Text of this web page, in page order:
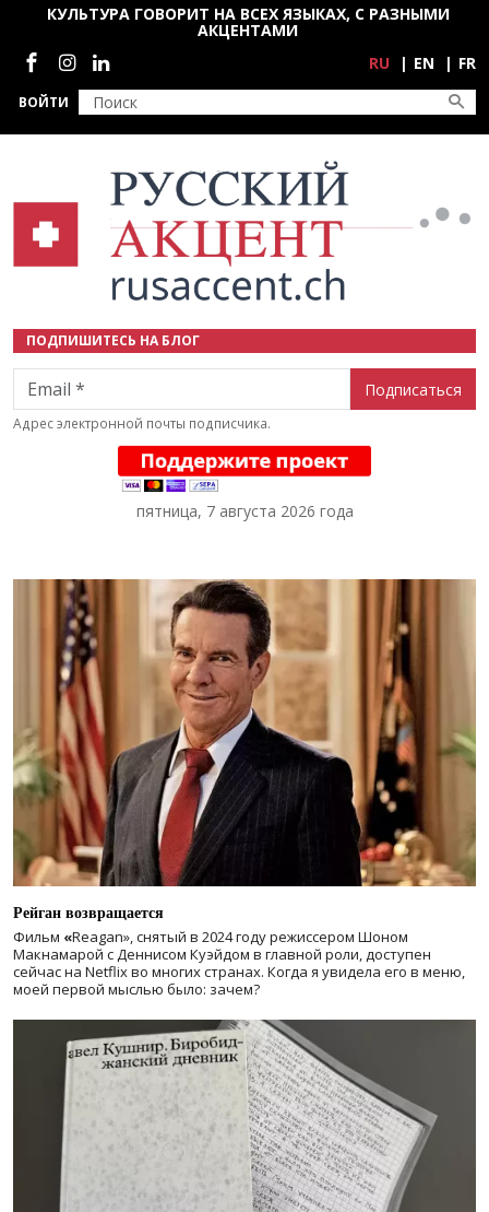
Перейти к основному содержанию
ВОЙТИ
КУЛЬТУРА ГОВОРИТ НА ВСЕХ ЯЗЫКАХ, С РАЗНЫМИ
АКЦЕНТАМИ
Социальные сети
RU EN FR
ПОДПИШИТЕСЬ НА БЛОГ
Email
Адрес электронной почты подписчика.
пятница, 7 августа 2026 года
Рейган возвращается
Фильм «Reagan», снятый в 2024 годурежиссером Шоном
Макнамарой с Деннисом Куэйдом в главной роли, доступен
сейчас на Netflix во многих странах. Когда я увидела его в меню,
моей первой мыслью было: зачем?